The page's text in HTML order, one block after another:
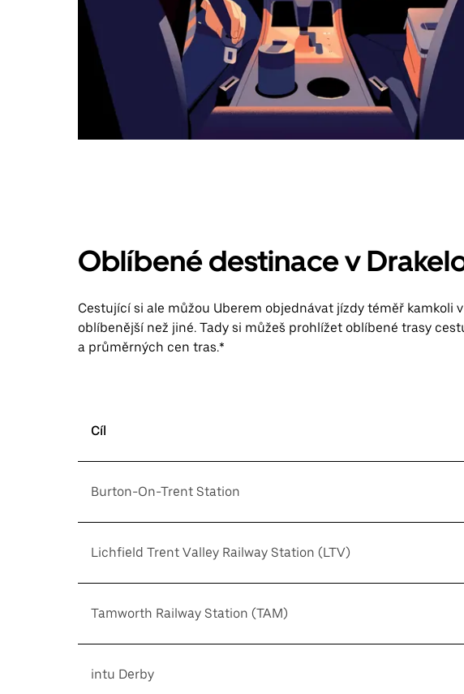
Oblíbené destinace v
Cestující si ale můžou Uberem objednávat jízdy téměř kamkoli
oblíbenější než jiné. Tady si můžeš prohlížet oblíbené trasy
a průměrných cen tras.*
Cíl
Burton-On-Trent Station
Lichfield Trent Valley Railway Station (LTV)
Tamworth Railway Station (TAM)
intu Derby